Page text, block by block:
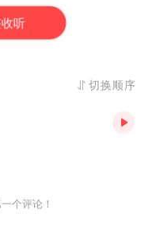
霄汉的骆驼山。一桥横
大桥以青灰色白云岩为
跨120米，可以说是世界
，优美的造型，高超的
造型优美，构成了深山
和自豪，它以最低的造
石桥。 乌巢河大桥为少
听
切换顺序
个评论！